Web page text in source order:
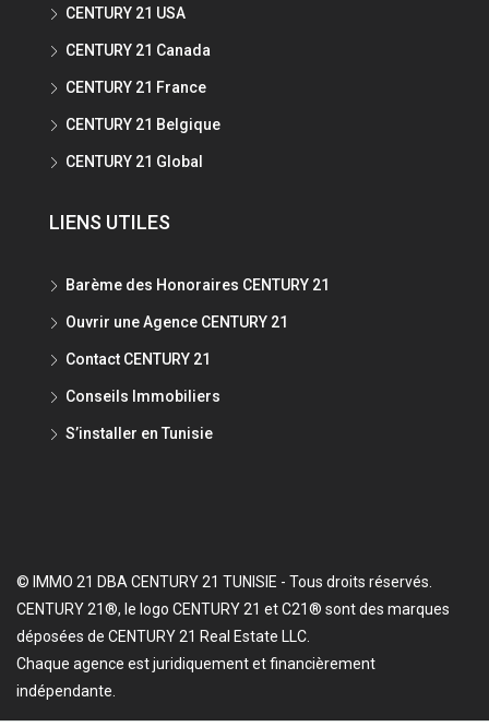
CENTURY 21 USA
CENTURY 21 Canada
CENTURY 21 France
CENTURY 21 Belgique
CENTURY 21 Global
LIENS UTILES
Barème des Honoraires CENTURY 21
Ouvrir une Agence CENTURY 21
Contact CENTURY 21
Conseils Immobiliers
S’installer en Tunisie
© IMMO 21 DBA CENTURY 21 TUNISIE - Tous droits réservés.
CENTURY 21®, le logo CENTURY 21 et C21® sont des marques
déposées de CENTURY 21 Real Estate LLC.
Chaque agence est juridiquement et financièrement
indépendante.